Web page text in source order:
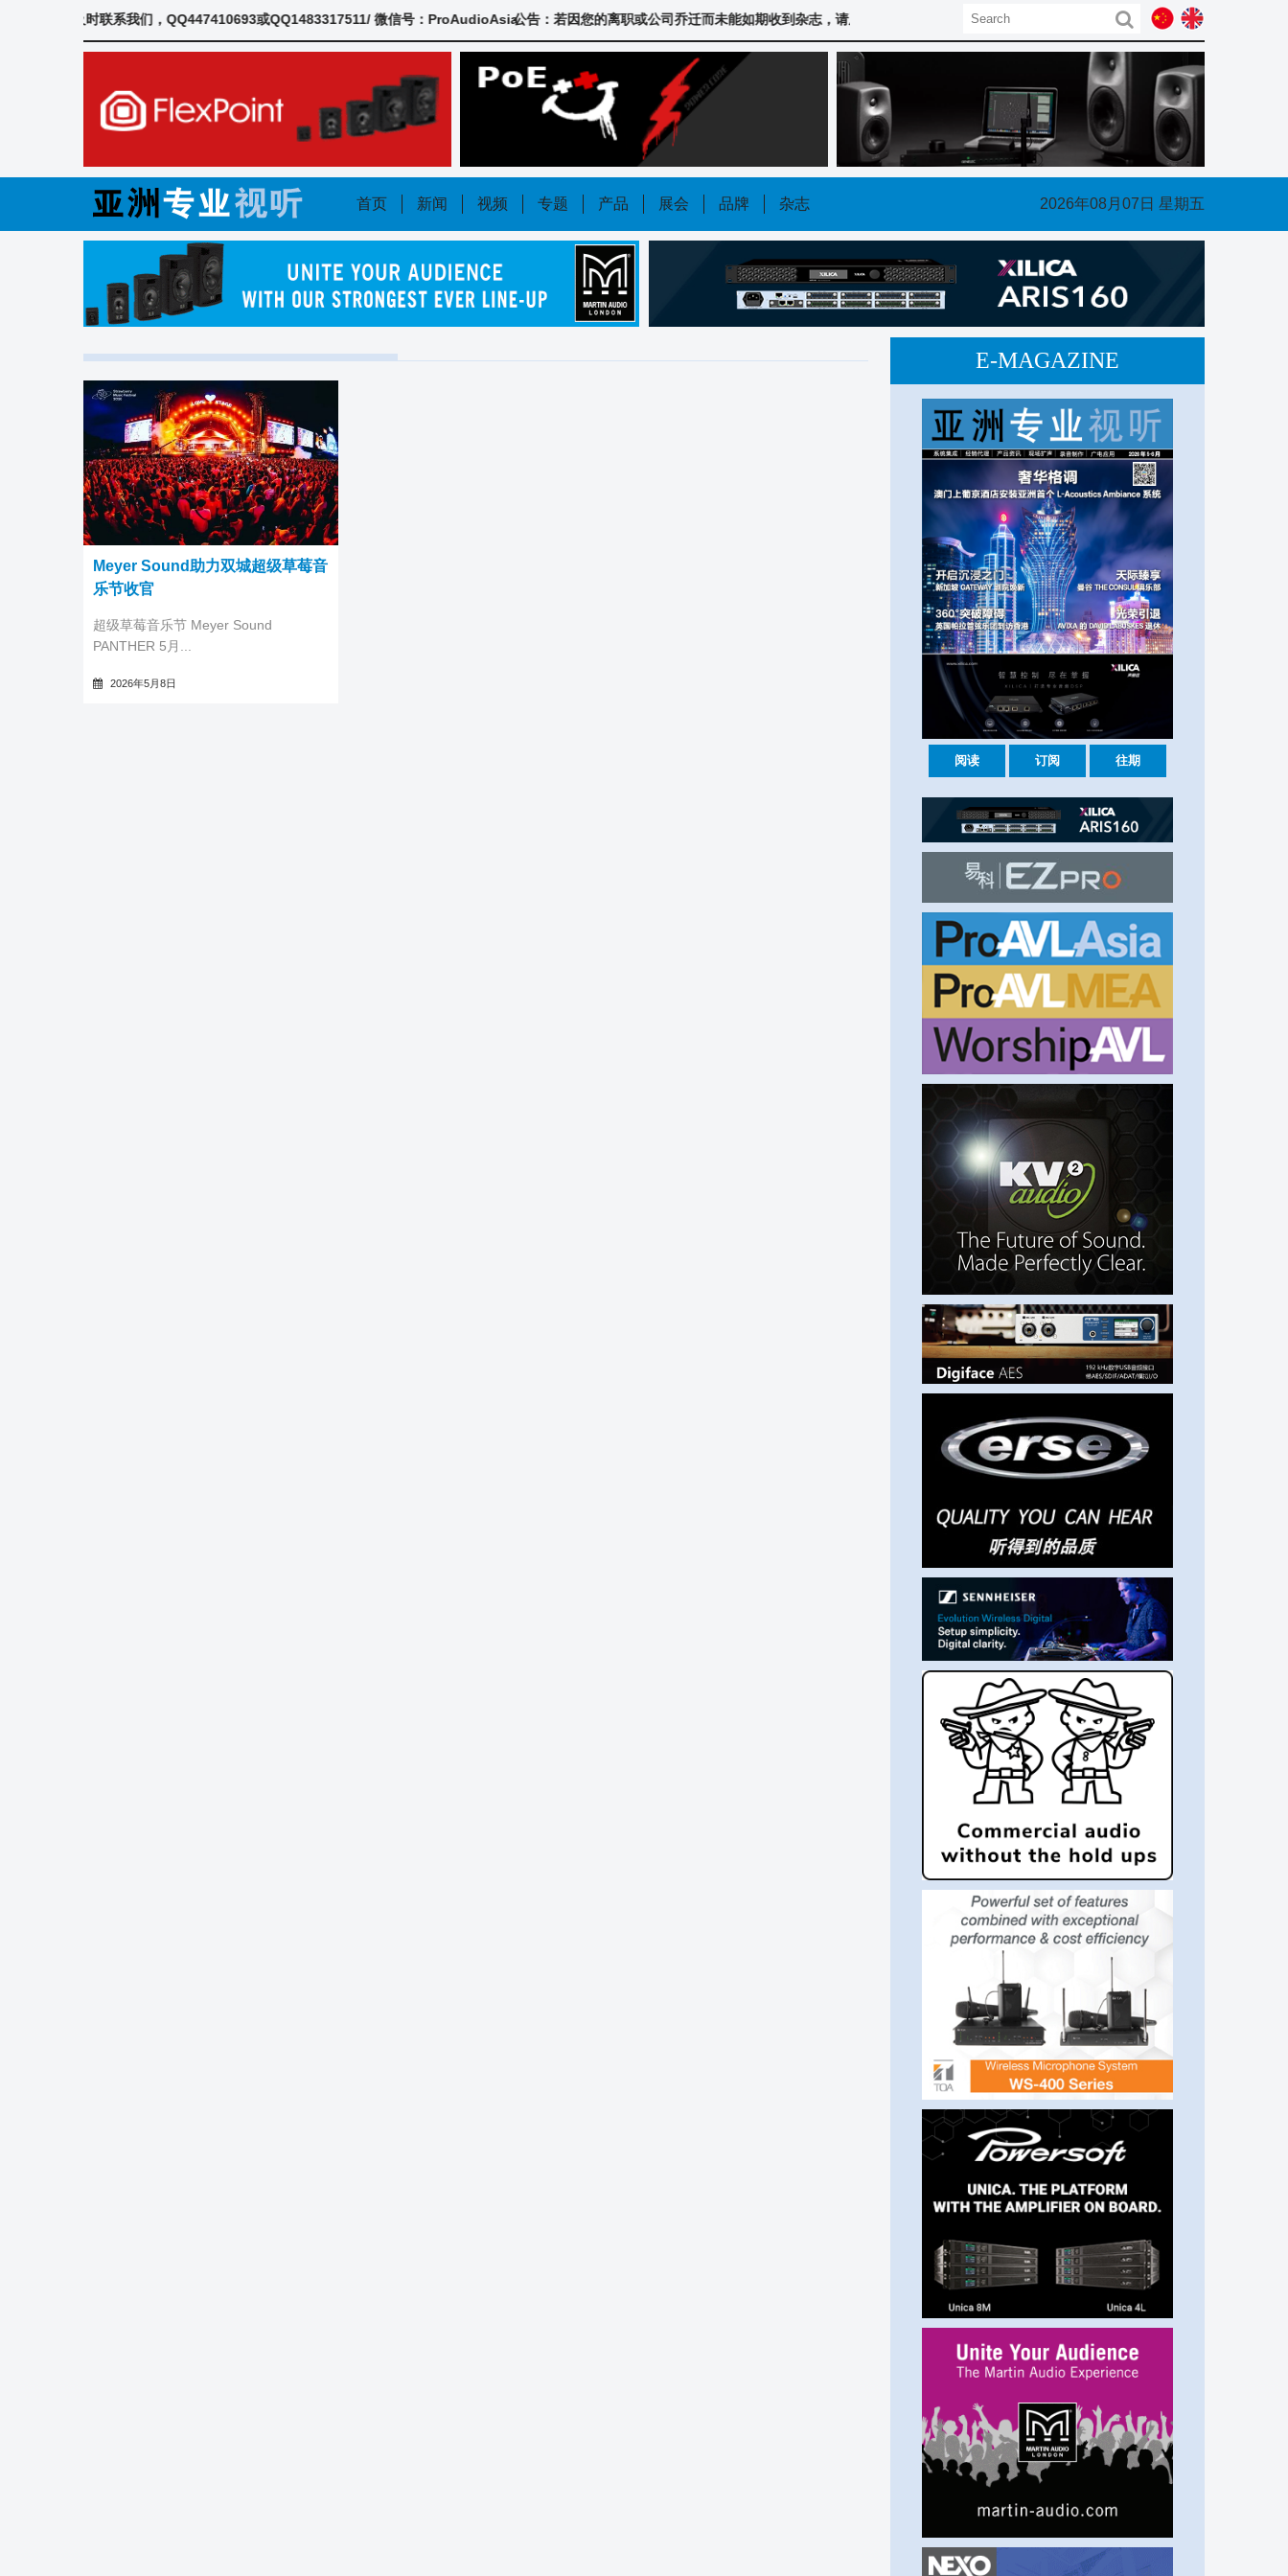
，请及时联系我们，QQ447410693或QQ1483317511/ 微信号：ProAudioAsia公告：若因您的离职或公司乔迁而未能如期收到杂志，请及时联系我们，QQ447410693或QQ1483317511/ 微信号：ProAudioAsia
首页 新闻 视频 专题 产品 展会 品牌 杂志 2026年08月07日 星期五
Meyer Sound助力双城超级草莓音
乐节收官
超级草莓音乐节 Meyer Sound
PANTHER 5月...
2026年5月8日
E-MAGAZINE
阅读 订阅 往期